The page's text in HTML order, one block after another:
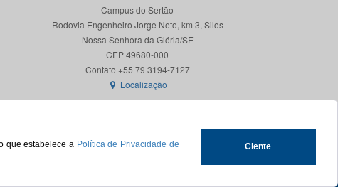
que estabelece a Política de Privacidade de
Ciente
Campus do Sertão
Rodovia Engenheiro Jorge Neto, km 3, Silos
Nossa Senhora da Glória/SE
CEP 49680-000
Contato +55 79 3194-7127
Localização